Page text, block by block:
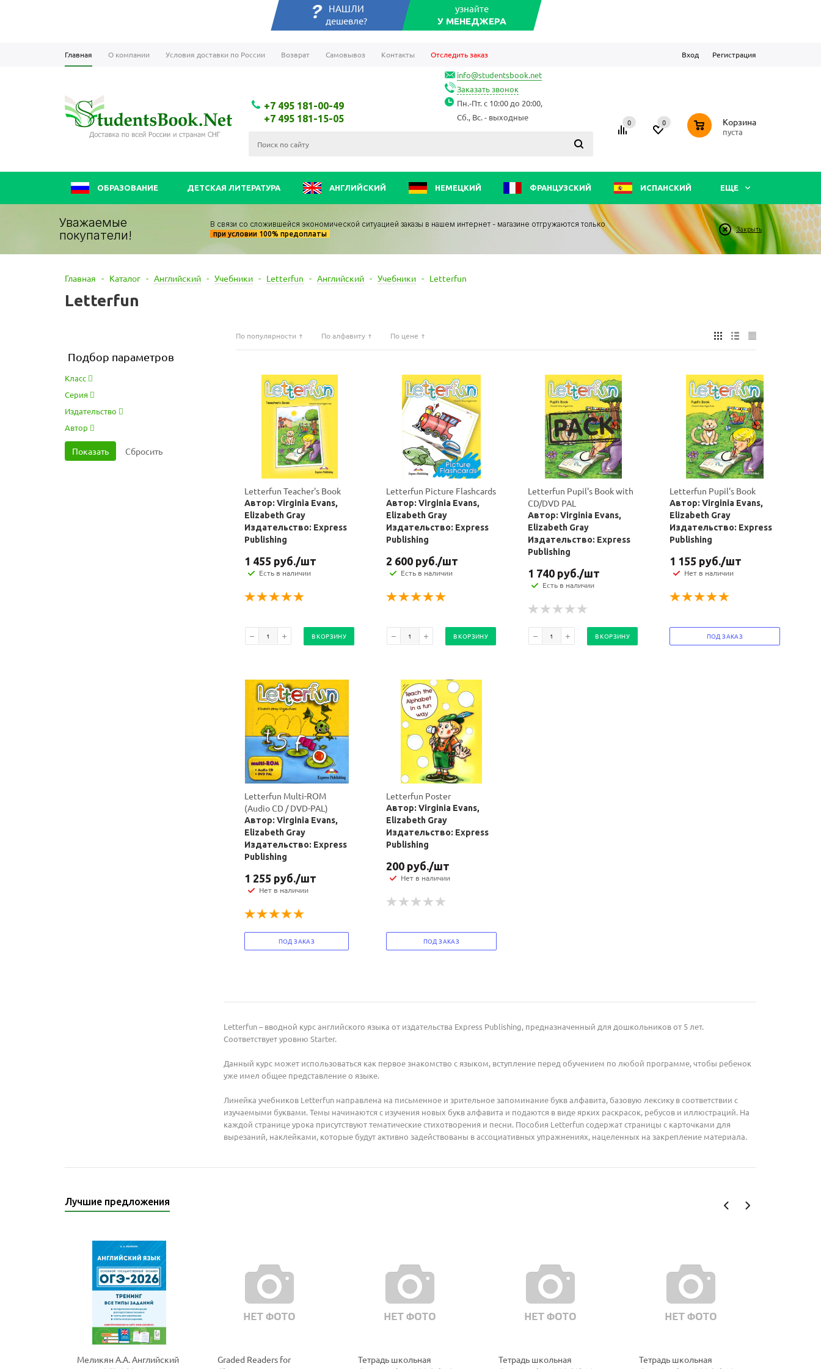
НАШЛИ
дешевле?
узнайте
У МЕНЕДЖЕРА
Главная О компании Условия доставки по России Возврат Самовывоз Контакты Отследить заказ Вход Регистрация
+7 495 181-00-49
+7 495 181-15-05
info@studentsbook.net
Заказать звонок
Пн.-Пт. с 10:00 до 20:00,
Сб., Вс. - выходные
0 0 0 Корзина
пуста
ОБРАЗОВАНИЕ ДЕТСКАЯ ЛИТЕРАТУРА АНГЛИЙСКИЙ НЕМЕЦКИЙ ФРАНЦУЗСКИЙ ИСПАНСКИЙ ЕЩЕ
Уважаемые
покупатели!
В связи со сложившейся экономической ситуацией заказы в нашем интернет - магазине отгружаются только
при условии 100% предоплаты
Закрыть
Главная - Каталог - Английский - Учебники - Letterfun - Английский - Учебники - Letterfun
Letterfun
Подбор параметров
Класс
Серия
Издательство
Автор
По популярности По алфавиту По цене
Letterfun Teacher's Book
Автор: Virginia Evans,
Elizabeth Gray
Издательство: Express
Publishing
1 455 руб./шт
Есть в наличии
В КОРЗИНУ
Letterfun Picture Flashcards
Автор: Virginia Evans,
Elizabeth Gray
Издательство: Express
Publishing
2 600 руб./шт
Есть в наличии
В КОРЗИНУ
Letterfun Pupil's Book with
CD/DVD PAL
Автор: Virginia Evans,
Elizabeth Gray
Издательство: Express
Publishing
1 740 руб./шт
Есть в наличии
В КОРЗИНУ
Letterfun Pupil's Book
Автор: Virginia Evans,
Elizabeth Gray
Издательство: Express
Publishing
1 155 руб./шт
Нет в наличии
ПОД ЗАКАЗ
Letterfun Multi-ROM
(Audio CD / DVD-PAL)
Автор: Virginia Evans,
Elizabeth Gray
Издательство: Express
Publishing
1 255 руб./шт
Нет в наличии
ПОД ЗАКАЗ
Letterfun Poster
Автор: Virginia Evans,
Elizabeth Gray
Издательство: Express
Publishing
200 руб./шт
Нет в наличии
ПОД ЗАКАЗ
Letterfun – вводной курс английского языка от издательства Express Publishing, предназначенный для дошкольников от 5 лет.
Соответствует уровню Starter.
Данный курс может использоваться как первое знакомство с языком, вступление перед обучением по любой программе, чтобы ребенок
уже имел общее представление о языке.
Линейка учебников Letterfun направлена на письменное и зрительное запоминание букв алфавита, базовую лексику в соответствии с
изучаемыми буквами. Темы начинаются с изучения новых букв алфавита и подаются в виде ярких раскрасок, ребусов и иллюстраций. На
каждой странице урока присутствуют тематические стихотворения и песни. Пособия Letterfun содержат страницы с карточками для
вырезаний, наклейками, которые будут активно задействованы в ассоциативных упражнениях, нацеленных на закрепление материала.
Лучшие предложения
Меликян А.А. Английский
Graded Readers for
Тетрадь школьная
Тетрадь школьная
Тетрадь школьная
конфидициальности
конфидициальности